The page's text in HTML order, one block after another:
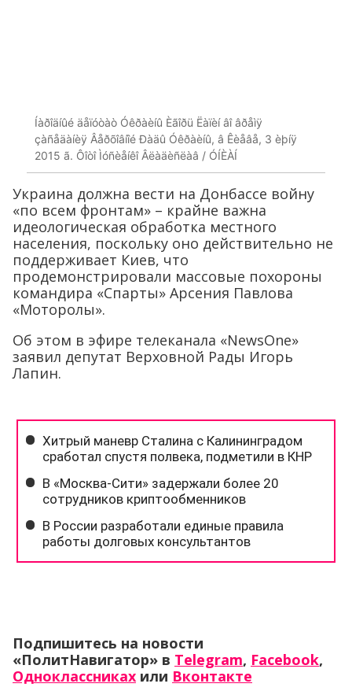
Íàðîäíûé äåïóòàò Óêðàèíû Èãîðü Ëàïèí âî âðåìÿ
çàñåäàíèÿ Âåðõîâíîé Ðàäû Óêðàèíû, â Êèåâå, 3 èþíÿ
2015 ã. Ôîòî Ìóñèåíêî Âëàäèñëàâ / ÓÍÈÀÍ
Украина должна вести на Донбассе войну
«по всем фронтам» – крайне важна
идеологическая обработка местного
населения, поскольку оно действительно не
поддерживает Киев, что
продемонстрировали массовые похороны
командира «Спарты» Арсения Павлова
«Моторолы».
Об этом в эфире телеканала «NewsOne»
заявил депутат Верховной Рады Игорь
Лапин.
Подпишитесь на новости
«ПолитНавигатор» в Telegram, Facebook,
Одноклассниках или Вконтакте